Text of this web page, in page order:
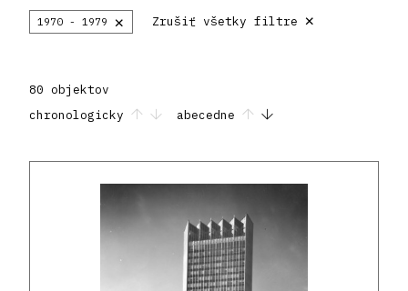
1970 - 1979 × Zrušiť všetky filtre ×
80 objektov
chronologicky
abecedne